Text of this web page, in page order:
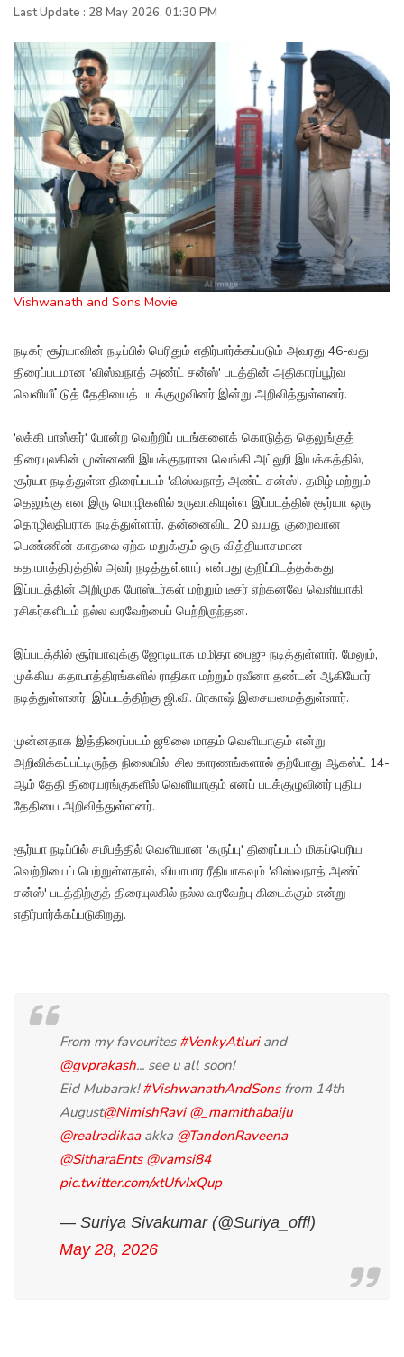
Last Update : 28 May 2026, 01:30 PM
Vishwanath and Sons Movie
நடிகர் சூர்யாவின் நடிப்பில் பெரிதும் எதிர்பார்க்கப்படும் அவரது 46-வது
திரைப்படமான 'விஸ்வநாத் அண்ட் சன்ஸ்' படத்தின் அதிகாரப்பூர்வ
வெளியீட்டுத் தேதியைத் படக்குழுவினர் இன்று அறிவித்துள்ளனர்.
'லக்கி பாஸ்கர்' போன்ற வெற்றிப் படங்களைக் கொடுத்த தெலுங்குத்
திரையுலகின் முன்னணி இயக்குநரான வெங்கி அட்லுரி இயக்கத்தில்,
சூர்யா நடித்துள்ள திரைப்படம் 'விஸ்வநாத் அண்ட் சன்ஸ்'. தமிழ் மற்றும்
தெலுங்கு என இரு மொழிகளில் உருவாகியுள்ள இப்படத்தில் சூர்யா ஒரு
தொழிலதிபராக நடித்துள்ளார். தன்னைவிட 20 வயது குறைவான
பெண்ணின் காதலை ஏற்க மறுக்கும் ஒரு வித்தியாசமான
கதாபாத்திரத்தில் அவர் நடித்துள்ளார் என்பது குறிப்பிடத்தக்கது.
இப்படத்தின் அறிமுக போஸ்டர்கள் மற்றும் டீசர் ஏற்கனவே வெளியாகி
ரசிகர்களிடம் நல்ல வரவேற்பைப் பெற்றிருந்தன.
இப்படத்தில் சூர்யாவுக்கு ஜோடியாக மமிதா பைஜு நடித்துள்ளார். மேலும்,
முக்கிய கதாபாத்திரங்களில் ராதிகா மற்றும் ரவீனா தண்டன் ஆகியோர்
நடித்துள்ளனர்; இப்படத்திற்கு ஜி.வி. பிரகாஷ் இசையமைத்துள்ளார்.
முன்னதாக இத்திரைப்படம் ஜூலை மாதம் வெளியாகும் என்று
அறிவிக்கப்பட்டிருந்த நிலையில், சில காரணங்களால் தற்போது ஆகஸ்ட் 14-
ஆம் தேதி திரையரங்குகளில் வெளியாகும் எனப் படக்குழுவினர் புதிய
தேதியை அறிவித்துள்ளனர்.
சூர்யா நடிப்பில் சமீபத்தில் வெளியான 'கருப்பு' திரைப்படம் மிகப்பெரிய
வெற்றியைப் பெற்றுள்ளதால், வியாபார ரீதியாகவும் 'விஸ்வநாத் அண்ட்
சன்ஸ்' படத்திற்குத் திரையுலகில் நல்ல வரவேற்பு கிடைக்கும் என்று
எதிர்பார்க்கப்படுகிறது.
From my favourites #VenkyAtluriand
@gvprakash... see u all soon!
Eid Mubarak!#VishwanathAndSonsfrom 14th
August@NimishRavi @_mamithabaiju
@realradikaaakka @TandonRaveena
@SitharaEnts @vamsi84
pic.twitter.com/xtUfvIxQup
— Suriya Sivakumar (@Suriya_offl)
May 28, 2026